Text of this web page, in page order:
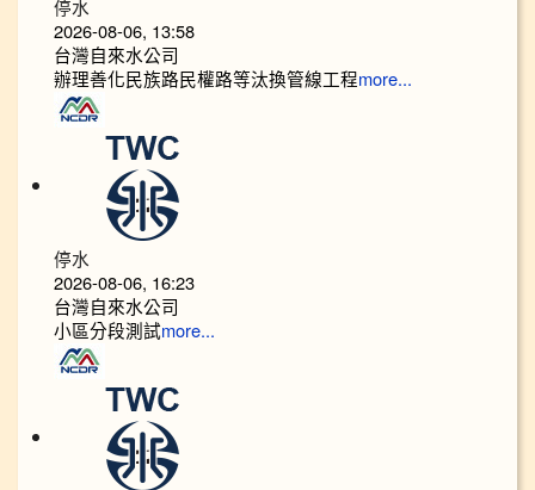
停水
2026-08-06, 13:58
台灣自來水公司
辦理善化民族路民權路等汰換管線工程more...
停水
2026-08-06, 16:23
台灣自來水公司
小區分段測試more...